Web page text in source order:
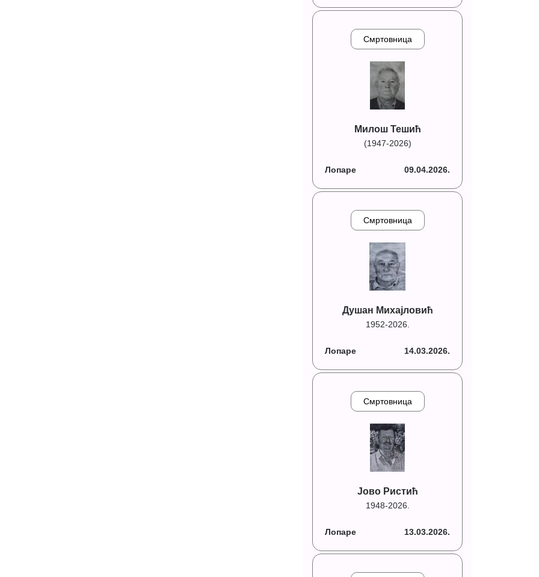
Смртовница
Милош Тешић
(1947-2026)
Лопаре 09.04.2026.
Смртовница
Душан Михајловић
1952-2026.
Лопаре 14.03.2026.
Смртовница
Јово Ристић
1948-2026.
Лопаре 13.03.2026.